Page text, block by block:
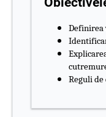
Definirea
Reguli